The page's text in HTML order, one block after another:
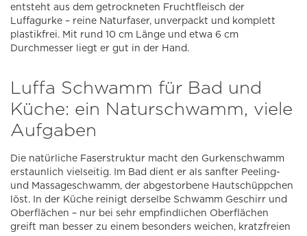
entsteht aus dem getrockneten Fruchtfleisch der
Luffagurke – reine Naturfaser, unverpackt und komplett
plastikfrei. Mit rund 10 cm Länge und etwa 6 cm
Durchmesser liegt er gut in der Hand.
Luffa Schwamm für Bad und
Küche: ein Naturschwamm, viele
Aufgaben
Die natürliche Faserstruktur macht den Gurkenschwamm
erstaunlich vielseitig. Im Bad dient er als sanfter Peeling-
und Massageschwamm, der abgestorbene Hautschüppchen
löst. In der Küche reinigt derselbe Schwamm Geschirr und
Oberflächen – nur bei sehr empfindlichen Oberflächen
greift man besser zu einem besonders weichen, kratzfreien